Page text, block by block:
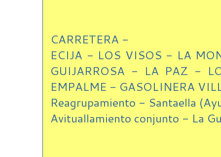
CARRETERA -
ECIJA - LOS VISOS - LA
GUIJARROSA - LA PAZ -
EMPALME - GASOLINERA
Reagrupamiento - Santaella
Avituallamiento conjunto - La